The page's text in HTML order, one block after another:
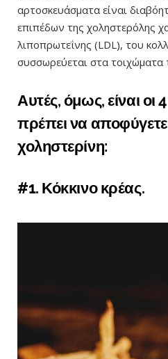
αρτοσκευάσματα είναι
επιπέδων της χοληστερόλης
λιποπρωτεΐνης (LDL), του
συσσωρεύεται στα τοιχώματα
Αυτές, όμως, είναι
πρέπει να
χοληστερίνη:
#1. Κόκκινο κρέας.